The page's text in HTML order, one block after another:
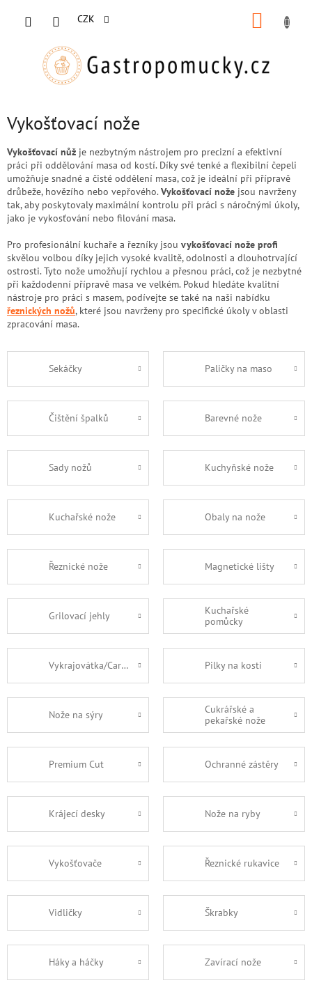
CZK
Vykošťovací nože
Vykošťovací nůž je nezbytným nástrojem pro precizní a efektivní
práci při oddělování masa od kostí. Díky své tenké a flexibilní čepeli
umožňuje snadné a čisté oddělení masa, což je ideální při přípravě
drůbeže, hovězího nebo vepřového.Vykošťovací nože jsou navrženy
tak, aby poskytovaly maximální kontrolu při práci s náročnými úkoly,
jako je vykosťování nebo filování masa.
Pro profesionální kuchaře a řezníky jsou vykošťovací nože profi
skvělou volbou díky jejich vysoké kvalitě, odolnosti a dlouhotrvající
ostrosti. Tyto nože umožňují rychlou a přesnou práci, což je nezbytné
při každodenní přípravě masa ve velkém. Pokud hledáte kvalitní
nástroje pro práci s masem, podívejte se také na naši nabídku
řeznických nožů, které jsou navrženy pro specifické úkoly v oblasti
zpracování masa.
Sekáčky Paličky na maso
Čištění špalků Barevné nože
Sady nožů Kuchyňské nože
Kuchařské nože Obaly na nože
Řeznické nože Magnetické lišty
Grilovací jehly
Kuchařské
pomůcky
Vykrajovátka/Carving Pilky na kosti
Nože na sýry
Cukrářské a
pekařské nože
Premium Cut Ochranné zástěry
Krájecí desky Nože na ryby
Vykošťovače Řeznické rukavice
Vidličky Škrabky
Háky a háčky Zavírací nože